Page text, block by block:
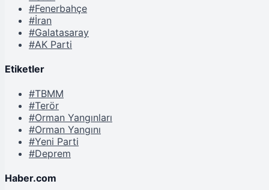
#Fenerbahçe
#İran
#Galatasaray
#AK Parti
Etiketler
#TBMM
#Terör
#Orman Yangınları
#Orman Yangını
#Yeni Parti
#Deprem
Haber.com